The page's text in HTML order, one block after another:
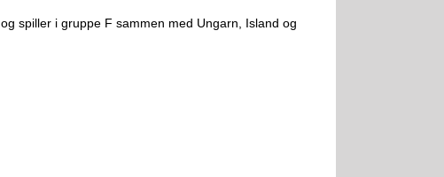
og spiller i gruppe F sammen med Ungarn, Island og